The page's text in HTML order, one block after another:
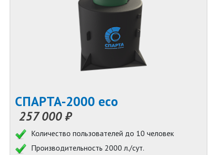
СПАРТА-2000 eco
257 000 ₽
Количество пользователей до 10 человек
Производительность 2000 л./сут.